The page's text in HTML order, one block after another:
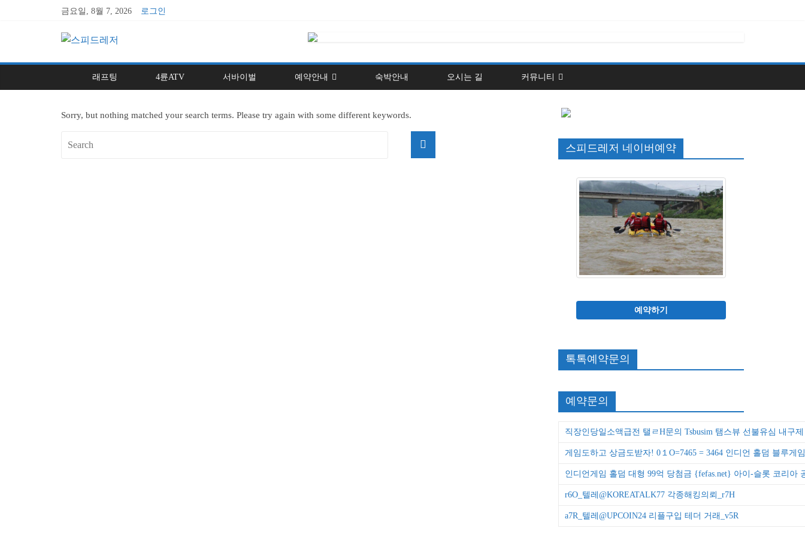
금요일, 8월 7, 2026 로그인
래프팅 4륜ATV 서바이벌 예약안내 숙박안내 오시는 길 커뮤니티
Sorry, but nothing matched your search terms. Please try again with some different keywords.
스피드레저 네이버예약
예약하기
톡톡예약문의
예약문의
직장인당일소액급전 탤ㄹH문의 Tsbusim 탬스뷰 선불유심 내구
게임도하고 상금도받자! 0１O=7465 = 3464 인디언 홀덤 블루게임
인디언게임 홀덤 대형 99억 당첨금 {fefas.net} 아이-슬롯 코리아
r6O_텔레@KOREATALK77 각종해킹의뢰_r7H
a7R_텔레@UPCOIN24 리플구입 테더 거래_v5R